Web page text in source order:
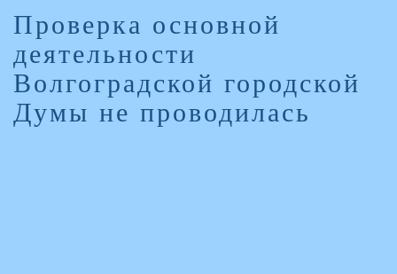
Проверка основной
деятельности
Волгоградской городской
Думы не проводилась